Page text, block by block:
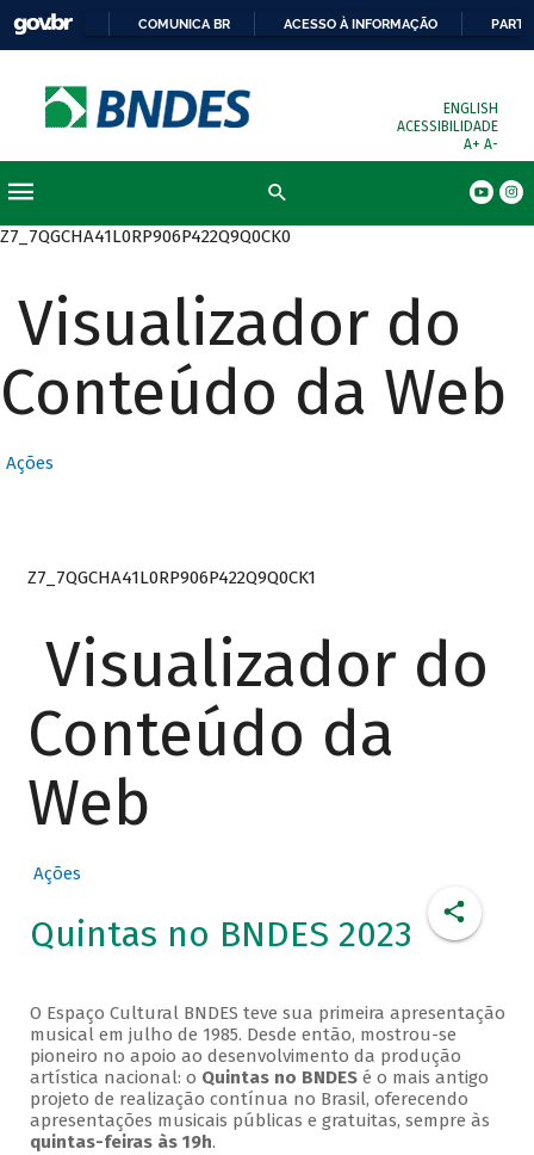
COMUNICA BR ACESSO À INFORMAÇÃO
ENGLISH
ACESSIBILIDADE
A+ A-
Z7_7QGCHA41L0RP906P422Q9Q0CK0
Visualizador do
Conteúdo da Web
Ações
Z7_7QGCHA41L0RP906P422Q9Q0CK1
Visualizador do
Conteúdo da
Web
Ações
Quintas no BNDES 2023
O Espaço Cultural BNDES teve sua primeira apresentação
musical em julho de 1985. Desde então, mostrou-se
pioneiro no apoio ao desenvolvimento da produção
artística nacional: o Quintas no BNDESé o mais antigo
projeto de realização contínua no Brasil, oferecendo
apresentações musicais públicas e gratuitas, sempre às
quintas-feiras às 19h.